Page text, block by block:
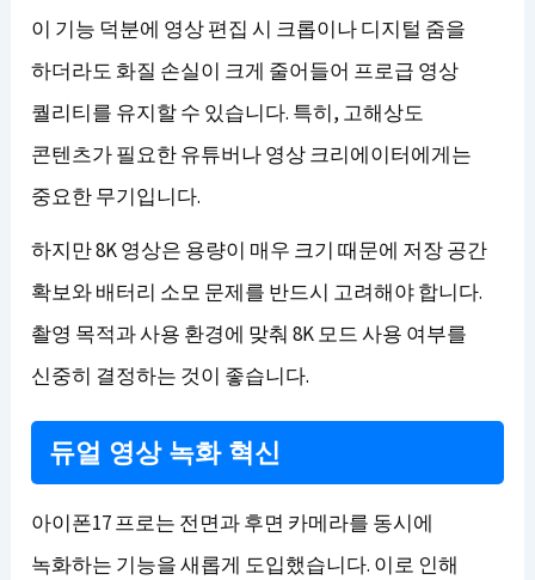
이 기능 덕분에 영상 편집 시 크롭이나 디지털 줌을
하더라도 화질 손실이 크게 줄어들어 프로급 영상
퀄리티를 유지할 수 있습니다. 특히, 고해상도
콘텐츠가 필요한 유튜버나 영상 크리에이터에게는
중요한 무기입니다.
하지만 8K 영상은 용량이 매우 크기 때문에 저장 공간
확보와 배터리 소모 문제를 반드시 고려해야 합니다.
촬영 목적과 사용 환경에 맞춰 8K 모드 사용 여부를
신중히 결정하는 것이 좋습니다.
듀얼 영상 녹화 혁신
아이폰17 프로는 전면과 후면 카메라를 동시에
녹화하는 기능을 새롭게 도입했습니다. 이로 인해